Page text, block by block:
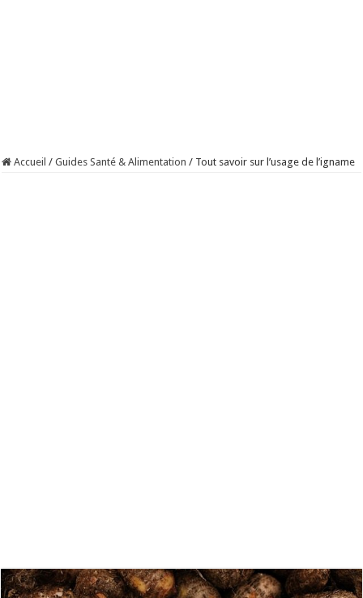
Accueil / Guides Santé & Alimentation / Tout savoir sur l’usage de l’igname